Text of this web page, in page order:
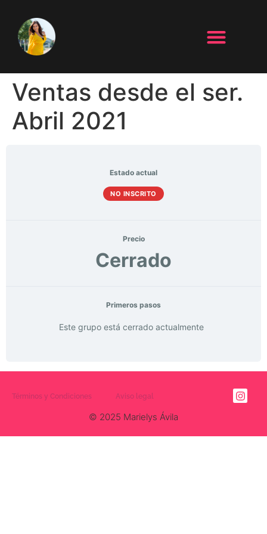
Ventas desde el ser.
Abril 2021
Estado actual
NO INSCRITO
Precio
Cerrado
Primeros pasos
Este grupo está cerrado actualmente
Términos y Condiciones Aviso legal
© 2025 Marielys Ávila